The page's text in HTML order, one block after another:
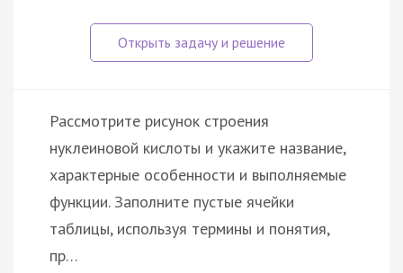
Рассмотрите рисунок строения
нуклеиновой кислоты и укажите название,
характерные особенности и выполняемые
функции. Заполните пустые ячейки
таблицы, используя термины и понятия,
пр…